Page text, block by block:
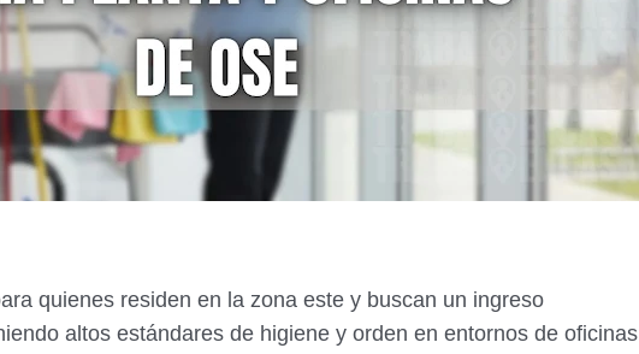
quienes residen en la zona este y buscan un ingreso
altos estándares de higiene y orden en entornos de oficinas